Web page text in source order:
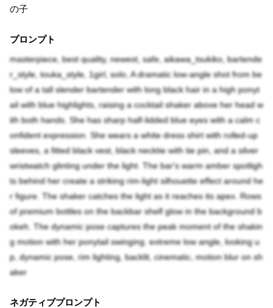
の子
プロンプト
masterpiece, best quality, newest, safe, aikawa_tsukiko, bartende
r_style, touka_style, 1girl, solo, A dramatic low-angle shot from be
low of a tall slender bartender with long black hair in a high ponyt
ail with blue highlights, raising a cocktail shaker above her head w
ith both hands. She has sharp half-lidded blue eyes with a calm c
onfident expression. She wears a white dress shirt with rolled-up
sleeves, a fitted black vest, black necktie with tie pin, and a silver
wristwatch glinting under the light. The bar's warm amber spotligh
ts behind her create a striking rim-light silhouette effect around he
r figure. The shaker catches the light as it reaches its apex. Rows
of premium bottles on the backbar shelf glow in the background b
okeh. The dynamic pose captures the peak moment of the shakin
g motion with her ponytail swinging. extreme low angle, looking u
p, dynamic pose, rim lighting, backlit, cinematic, motion blur on sh
aker
ネガティブプロンプト